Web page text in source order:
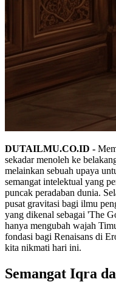
DUTAILMU.CO.ID -
sekadar menoleh ke
melainkan sebuah upaya
semangat intelektual yang
puncak peradaban dunia.
pusat gravitasi bagi ilmu
yang dikenal sebagai 'The
hanya mengubah wajah
fondasi bagi Renaisans di
kita nikmati hari ini.
Semangat Iqra